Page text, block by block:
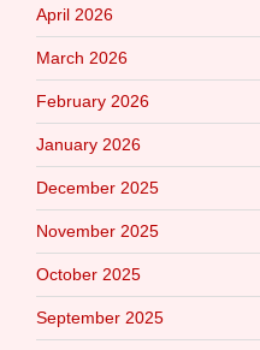
April 2026
March 2026
February 2026
January 2026
December 2025
November 2025
October 2025
September 2025